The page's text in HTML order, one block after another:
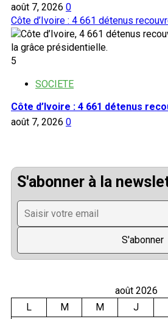
août 7, 2026 0
Côte d’Ivoire : 4 661 détenus
5
SOCIETE
Côte d’Ivoire : 4 661 détenus
août 7, 2026 0
S'abonner à la
août 2026
L
M M J